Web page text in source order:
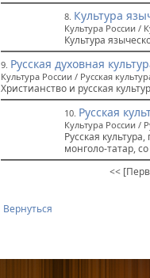
8. Культура
Культура России /
Культура
9. Русская духовная
Культура России / Русская
Христианство и русская
10. Русская
Культура России /
Русская
монголо-татар,
<<
Вернуться